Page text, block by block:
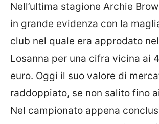
Nell’ultima stagione Archie
in grande evidenza con la
club nel quale era approdato
Losanna per una cifra vicina ai
euro. Oggi il suo valore di
raddoppiato, se non salito fino
Nel campionato appena